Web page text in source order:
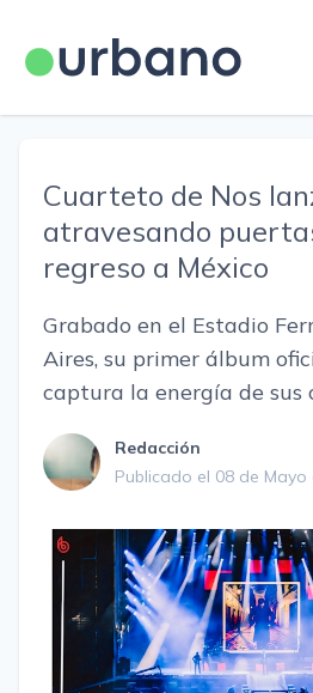
Cuarteto de Nos
atravesando
regreso a México
Grabado en el Estadio
Aires, su primer álbum
captura la energía de sus
Redacción
Publicado el 08 de Mayo